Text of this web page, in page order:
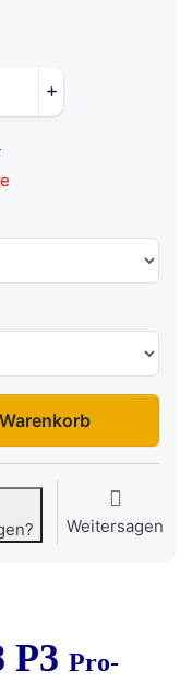
€, Menge 1.
Weitersagen
P3 Pro-